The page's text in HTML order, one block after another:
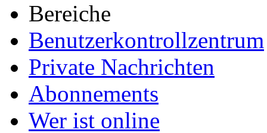
Bereiche
Benutzerkontrollzentrum
Private Nachrichten
Abonnements
Wer ist online